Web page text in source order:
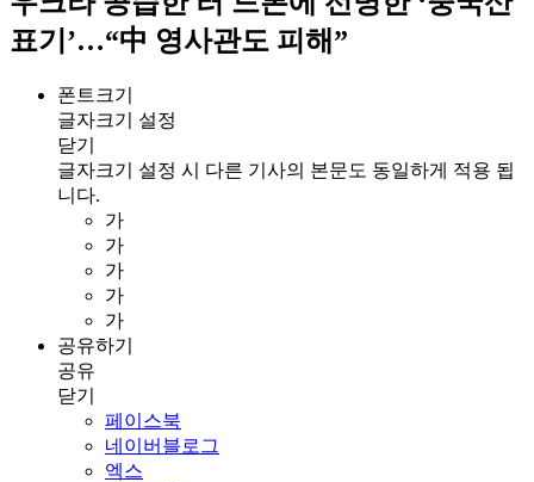
표기’…“中 영사관도 피해”
폰트크기
글자크기 설정
닫기
글자크기 설정 시 다른 기사의 본문도 동일하게 적용 됩
니다.
가
가
가
가
가
공유하기
공유
닫기
페이스북
네이버블로그
엑스